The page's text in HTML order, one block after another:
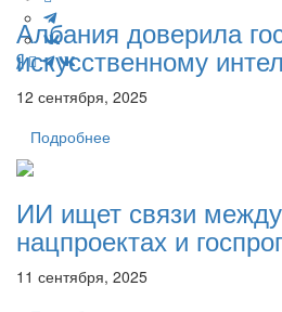
Албания доверила
искусственному
12 сентября, 2025
Подробнее
ИИ ищет связи
нацпроектах и
11 сентября, 2025